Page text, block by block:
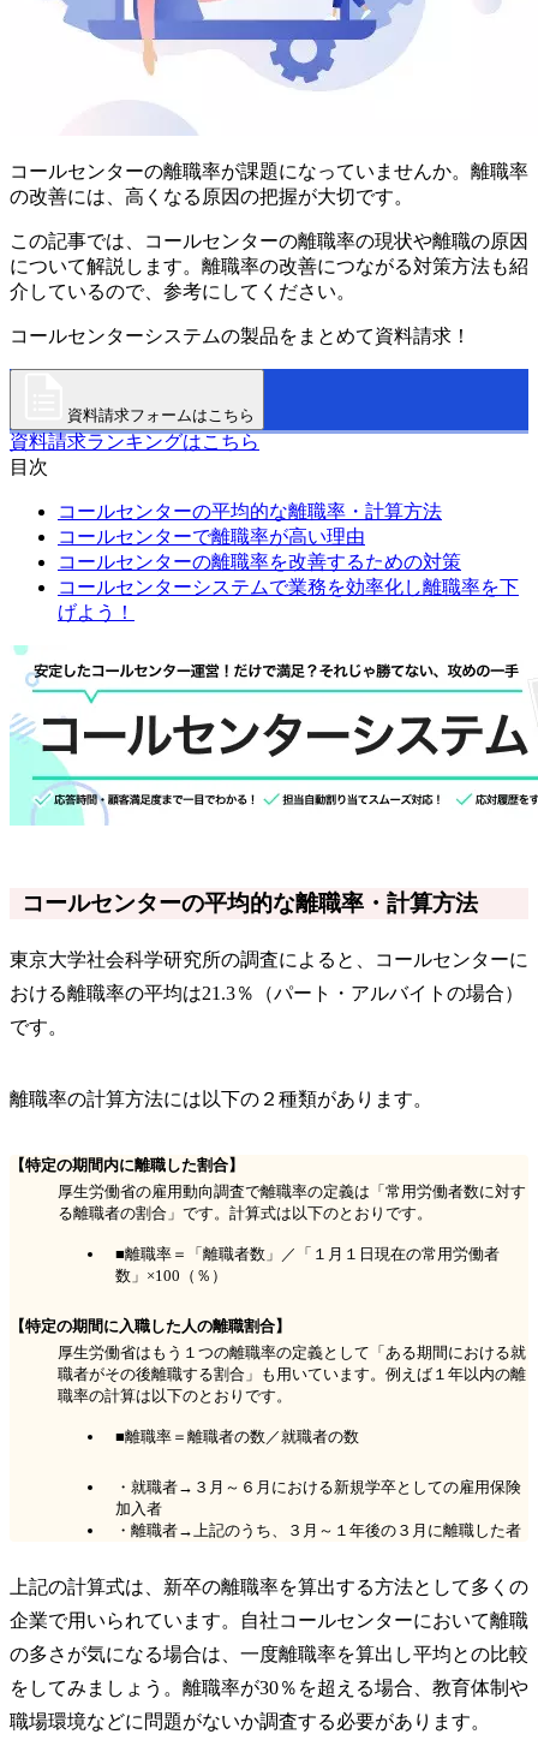
コールセンターの離職率が課題になっていませんか。離職率
の改善には、高くなる原因の把握が大切です。
この記事では、コールセンターの離職率の現状や離職の原因
について解説します。離職率の改善につながる対策方法も紹
介しているので、参考にしてください。
コールセンターシステムの製品をまとめて資料請求！
資料請求フォームはこちら
資料請求ランキングはこちら
目次
コールセンターの平均的な離職率・計算方法
コールセンターで離職率が高い理由
コールセンターの離職率を改善するための対策
コールセンターシステムで業務を効率化し離職率を下
げよう！
コールセンターの平均的な離職率・計算方法
東京大学社会科学研究所の調査によると、コールセンターに
おける離職率の平均は21.3％（パート・アルバイトの場合）
です。
離職率の計算方法には以下の２種類があります。
【特定の期間内に離職した割合】
厚生労働省の雇用動向調査で離職率の定義は「常用労働者数に対す
る離職者の割合」です。計算式は以下のとおりです。
■離職率＝「離職者数」／「１月１日現在の常用労働者
数」×100（％）
【特定の期間に入職した人の離職割合】
厚生労働省はもう１つの離職率の定義として「ある期間における就
職者がその後離職する割合」も用いています。例えば１年以内の離
職率の計算は以下のとおりです。
■離職率＝離職者の数／就職者の数
・就職者→３月～６月における新規学卒としての雇用保険
加入者
・離職者→上記のうち、３月～１年後の３月に離職した者
上記の計算式は、新卒の離職率を算出する方法として多くの
企業で用いられています。自社コールセンターにおいて離職
の多さが気になる場合は、一度離職率を算出し平均との比較
をしてみましょう。離職率が30％を超える場合、教育体制や
職場環境などに問題がないか調査する必要があります。